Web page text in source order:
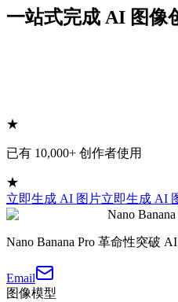
一站式完成 AI 图像
★
已有 10,000+ 创作者使用
★
立即生成 AI 图片立即生成 AI
Nano Banana
Nano Banana Pro 革命性突破
Email
图像模型